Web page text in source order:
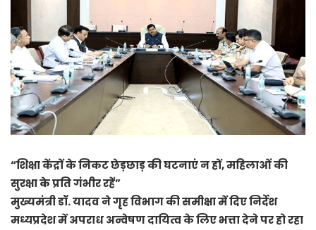
“शिक्षा केंद्रों के निकट छेड़छाड़ की घटनाएं न हों, महिलाओं की
सुरक्षा के प्रति गंभीर रहें”
मुख्यमंत्री डॉ. यादव ने गृह विभाग की समीक्षा में दिए निर्देश
मध्यप्रदेश में अपराध अन्वेषण दायित्व के लिए भत्ता देने पर हो रहा